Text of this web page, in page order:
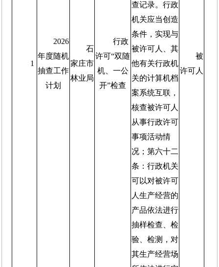
1
2026
年度随机
抽查工作
计划
石
家庄市
林业局
行政
许可“双随
机、一公
开”检查
查记录。行政
机关应当创造
条件，实现与
被许可人、其
他有关行政机
关的计算机档
案系统互联，
核查被许可人
从事行政许可
事项活动情
况；第六十二
条：行政机关
可以对被许可
人生产经营的
产品依法进行
抽样检查、检
验、检测，对
其生产经营场
被
许可人